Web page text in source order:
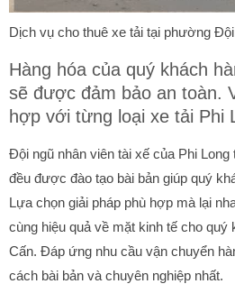
Dịch vụ cho thuê xe tải tại phường
Hàng hóa của quý khách
sẽ được đảm bảo an toàn.
hợp với từng loại xe tải Phi
Đội ngũ nhân viên tài xế của Phi
đều được đào tạo bài bản giúp quý
Lựa chọn giải pháp phù hợp mà lại
cùng hiệu quả về mặt kinh tế cho
Cấn. Đáp ứng nhu cầu vận chuyển
cách bài bản và chuyên nghiệp nhất.